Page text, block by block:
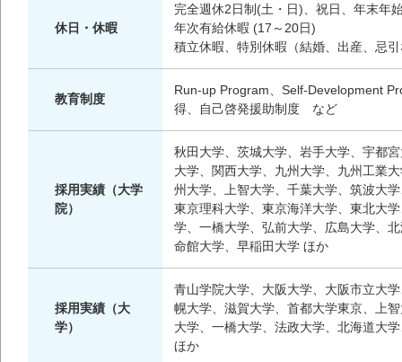
休日・休暇
完全週休2日制(土・日)、祝日、年末年
年次有給休暇 (17～20日)
積立休暇、特別休暇（結婚、出産、忌
教育制度
Run-up Program、Self-Development
得、自己啓発援助制度 など
採用実績（大学
院）
秋田大学、茨城大学、岩手大学、宇都
大学、関西大学、九州大学、九州工業
州大学、上智大学、千葉大学、筑波大
東京理科大学、東京海洋大学、東北大
学、一橋大学、弘前大学、広島大学、
命館大学、早稲田大学 ほか
採用実績（大
学）
青山学院大学、大阪大学、大阪市立大
幌大学、滋賀大学、首都大学東京、上
大学、一橋大学、法政大学、北海道大
ほか